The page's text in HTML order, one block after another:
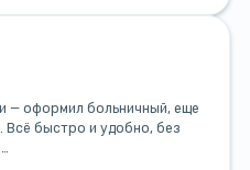
— оформил больничный, еще
Всё быстро и удобно, без